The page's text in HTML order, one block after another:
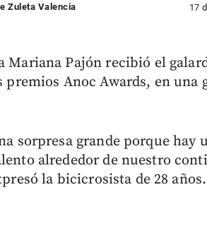
Zuleta Valencia 17
Mariana Pajón recibió el
premios Anoc Awards, en una
sorpresa grande porque
alrededor de nuestro
la bicicrosista de 28 años.